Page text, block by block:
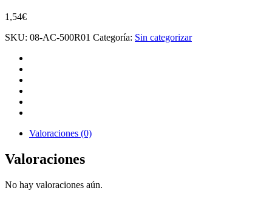
1,54€
SKU: 08-AC-500R01 Categoría: Sin categorizar
Valoraciones (0)
Valoraciones
No hay valoraciones aún.